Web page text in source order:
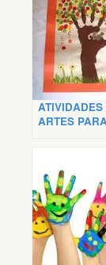
ATIVIDADES
ARTES
EDUCAÇÃO